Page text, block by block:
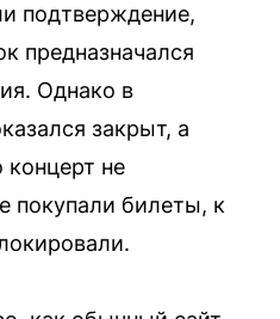
подтверждение,
предназначался
Однако в
закрыт, а
не
покупали билеты, к